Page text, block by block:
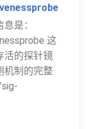
是：
这
活的探针镜
机制的完整